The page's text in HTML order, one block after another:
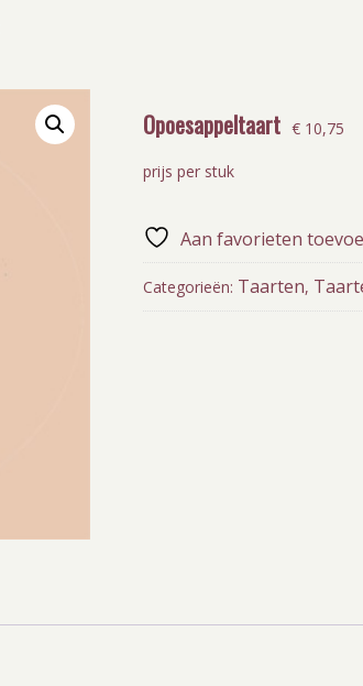
Opoesappeltaart €10,75
prijs per stuk
Aan favorieten
Categorieën: Taarten,